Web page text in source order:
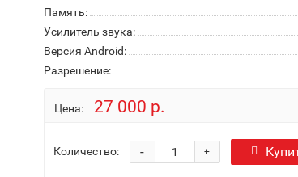
Память:
Усилитель звука:
Версия Android:
Разрешение:
Цена: 27 000 р.
Количество: +
-